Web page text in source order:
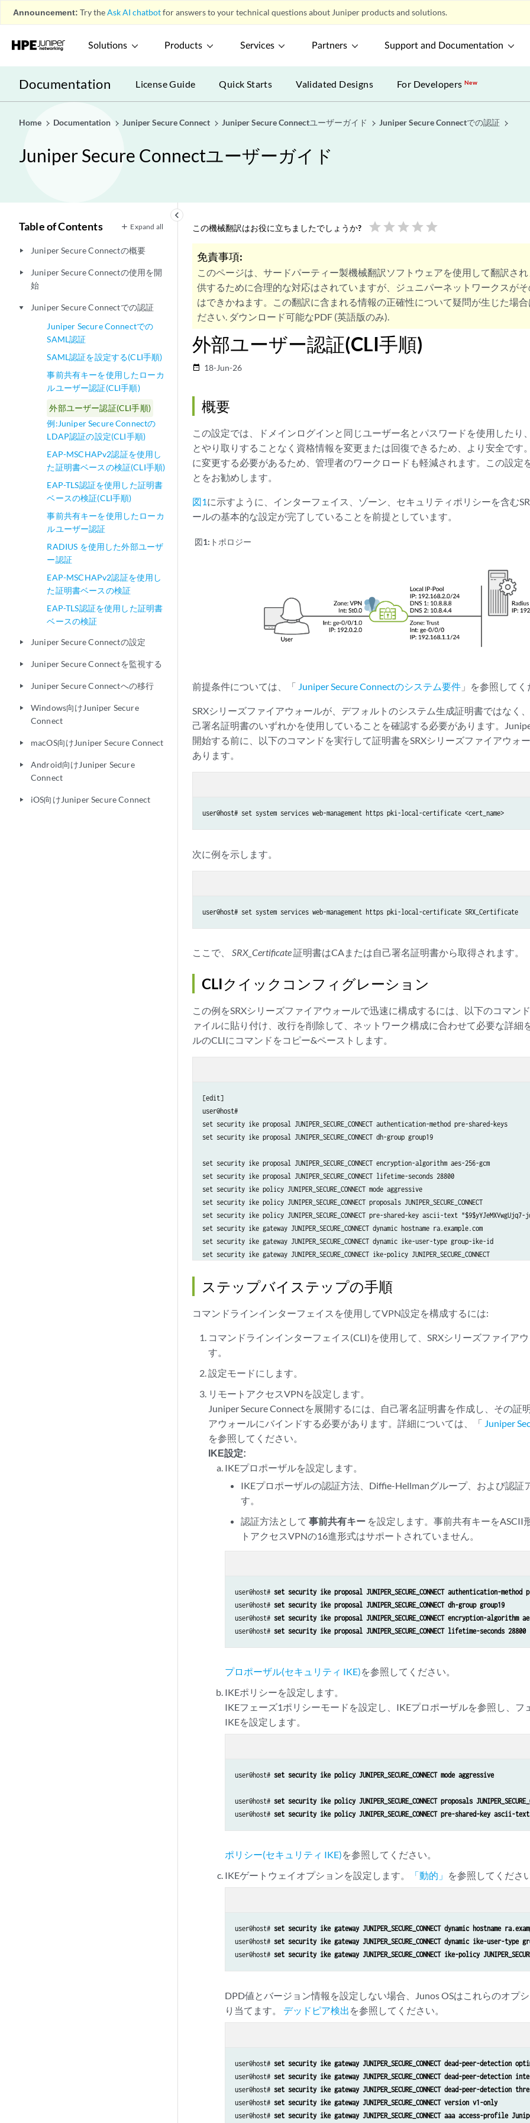
Announcement: Try theAsk AI chatbotfor answers to your technical questions about Juniper products and solutions.
Solutions Products Services Partners Support and Documentation
Documentation License Guide Quick Starts Validated Designs For DevelopersNew
Home Documentation Juniper Secure Connect Juniper Secure Connectユーザーガイド Juniper Secure Connectでの認証
Juniper Secure Connectユーザーガイド
keyboard_arrow_left
Table of Contents Expand all
play_arrow Juniper Secure Connectの概要
play_arrow
Juniper Secure Connectの使用を開
始
play_arrow
Juniper Secure Connectでの認証
Juniper Secure Connectでの
SAML認証
SAML認証を設定する(CLI手順)
事前共有キーを使用したローカ
ルユーザー認証(CLI手順)
外部ユーザー認証(CLI手順)
例:Juniper Secure Connectの
LDAP認証の設定(CLI手順)
EAP-MSCHAPv2認証を使用し
た証明書ベースの検証(CLI手順)
EAP-TLS認証を使用した証明書
ベースの検証(CLI手順)
事前共有キーを使用したローカ
ルユーザー認証
RADIUS を使用した外部ユーザ
ー認証
EAP-MSCHAPv2認証を使用し
た証明書ベースの検証
EAP-TLS認証を使用した証明書
ベースの検証
play_arrow Juniper Secure Connectの設定
play_arrow Juniper Secure Connectを監視する
play_arrow Juniper Secure Connectへの移行
play_arrow
Windows向けJuniper Secure
Connect
play_arrow macOS向けJuniper Secure Connect
play_arrow
Android向けJuniper Secure
Connect
play_arrow iOS向けJuniper Secure Connect
この機械翻訳はお役に立ちましたでしょうか? star star star star star
免責事項:
このページは、サードパーティー製機械翻訳ソフトウェアを使用して翻訳さ
供するために合理的な対応はされていますが、ジュニパーネットワークスが
はできかねます。この翻訳に含まれる情報の正確性について疑問が生じた場合
ださい. ダウンロード可能なPDF (英語版のみ).
外部ユーザー認証(CLI手順)
date_range 18-Jun-26
概要
この設定では、ドメインログインと同じユーザー名とパスワードを使用したり
とやり取りすることなく資格情報を変更または回復できるため、より安全です
に変更する必要があるため、管理者のワークロードも軽減されます。この設定
とをお勧めします。
図1に示すように、インターフェイス、ゾーン、セキュリティポリシーを含む
ールの基本的な設定が完了していることを前提としています。
図1: トポロジー
前提条件については、「 Juniper Secure Connectのシステム要件 」を参照してく
SRXシリーズファイアウォールが、デフォルトのシステム生成証明書ではなく
己署名証明書のいずれかを使用していることを確認する必要があります。
開始する前に、以下のコマンドを実行して証明書をSRXシリーズファイアウォ
あります。
user@host# set system services web-management https pki-local-certificate <cert_name>
次に例を示します。
user@host# set system services web-management https pki-local-certificate SRX_Certificate
ここで、 SRX_Certificate証明書はCAまたは自己署名証明書から取得されます。
CLIクイックコンフィグレーション
この例をSRXシリーズファイアウォールで迅速に構成するには、以下のコマン
ァイルに貼り付け、改行を削除して、ネットワーク構成に合わせて必要な詳細
ルのCLIにコマンドをコピー&ペーストします。
[edit]
user@host#
set security ike proposal JUNIPER_SECURE_CONNECT authentication-method pre-shared-keys
set security ike proposal JUNIPER_SECURE_CONNECT dh-group group19
set security ike proposal JUNIPER_SECURE_CONNECT encryption-algorithm aes-256-gcm
set security ike proposal JUNIPER_SECURE_CONNECT lifetime-seconds 28800
set security ike policy JUNIPER_SECURE_CONNECT mode aggressive
set security ike policy JUNIPER_SECURE_CONNECT proposals JUNIPER_SECURE_CONNECT
set security ike policy JUNIPER_SECURE_CONNECT pre-shared-key ascii-text "$9$yYJeMXVwgUjq7-
set security ike gateway JUNIPER_SECURE_CONNECT dynamic hostname ra.example.com
set security ike gateway JUNIPER_SECURE_CONNECT dynamic ike-user-type group-ike-id
set security ike gateway JUNIPER_SECURE_CONNECT ike-policy JUNIPER_SECURE_CONNECT
set security ike gateway JUNIPER_SECURE_CONNECT dead-peer-detection interval 10
set security ike gateway JUNIPER_SECURE_CONNECT dead-peer-detection threshold 5
set security ike gateway JUNIPER_SECURE_CONNECT aaa access-profile Juniper_Secure_Connect
set security ike gateway JUNIPER_SECURE_CONNECT tcp-encap-profile SSL-VPN
set security ike gateway JUNIPER_SECURE_CONNECT external-interface ge-0/0/0
set security ike gateway JUNIPER_SECURE_CONNECT local-address 192.0.2.0
set security ipsec proposal JUNIPER_SECURE_CONNECT lifetime-seconds 3600
set security ipsec policy JUNIPER_SECURE_CONNECT perfect-forward-secrecy keys group19
set security ipsec policy JUNIPER_SECURE_CONNECT proposals JUNIPER_SECURE_CONNECT
set security ipsec vpn JUNIPER_SECURE_CONNECT bind-interface st0.0
set security ipsec vpn JUNIPER_SECURE_CONNECT ike gateway JUNIPER_SECURE_CONNECT
set security ipsec vpn JUNIPER_SECURE_CONNECT ike ipsec-policy JUNIPER_SECURE_CONNECT
set security ipsec vpn JUNIPER_SECURE_CONNECT traffic-selector ts-1 local-ip 0.0.0.0/0
set security ipsec vpn JUNIPER_SECURE_CONNECT traffic-selector ts-1 remote-ip 0.0.0.0/0
set security remote-access profile ra.example.com ipsec-vpn JUNIPER_SECURE_CONNECT
set security remote-access profile ra.example.com access-profile Juniper_Secure_Connect
set security remote-access profile ra.example.com client-config JUNIPER_SECURE_CONNECT
set security remote-access client-config JUNIPER_SECURE_CONNECT dead-peer-detection
set access address-assignment pool Juniper_Secure_Connect_Addr-Pool family inet network
set access address-assignment pool Juniper_Secure_Connect_Addr-Pool family inet xauth-
set access profile Juniper_Secure_Connect authentication-order radius
set access profile Juniper_Secure_Connect address-assignment pool
set access profile Juniper_Secure_Connect radius-server 192.168.3.10 port 1812
set access profile Juniper_Secure_Connect radius-server 192.168.3.10 secret "$9$JSUi.QF/
set access firewall-authentication web-authentication default-profile Juniper_Secure_Connect
set services ssl termination profile Juniper_SCC-SSL-Term-Profile server-certificate
set security tcp-encap profile SSL-VPN ssl-profile Juniper_SCC-SSL-Term-Profile
set security policies from-zone trust to-zone VPN policy JUNIPER_SECURE_CONNECT-1 match
set security policies from-zone trust to-zone VPN policy JUNIPER_SECURE_CONNECT-1 then log
set security policies from-zone VPN to-zone trust policy JUNIPER_SECURE_CONNECT-2 then
set security policies from-zone VPN to-zone trust policy JUNIPER_SECURE_CONNECT-2 then log
set interfaces ge-0/0/0 unit 0 family inet address 192.0.2.0/24
set interfaces st0 unit 0 family inet
set security zones security-zone trust host-inbound-traffic system-services all
set security zones security-zone vpn host-inbound-traffic system-services all
set security zones security-zone vpn host-inbound-traffic protocols all
set security zones security-zone VPN interface st0.0
set security zones security-zone vpn interfaces ge-0/0/1.0
ステップバイステップの手順
コマンドラインインターフェイスを使用してVPN設定を構成するには:
コマンドラインインターフェイス(CLI)を使用して、SRXシリーズファイア
す。
設定モードにします。
リモートアクセスVPNを設定します。
Juniper Secure Connectを展開するには、自己署名証明書を作成し、その証
アウォールにバインドする必要があります。詳細については、「 Juniper
を参照してください。
IKE設定:
IKEプロポーザルを設定します。
IKEプロポーザルの認証方法、Diffie-Hellmanグループ、および認証
す。
認証方法として事前共有キー を設定します。事前共有キーをASCII
トアクセスVPNの16進形式はサポートされていません。
user@host# set security ike proposal JUNIPER_SECURE_CONNECT authentication-method
user@host# set security ike proposal JUNIPER_SECURE_CONNECT dh-group group19
user@host# set security ike proposal JUNIPER_SECURE_CONNECT encryption-algorithm
user@host# set security ike proposal JUNIPER_SECURE_CONNECT lifetime-seconds 28800
プロポーザル(セキュリティ IKE)を参照してください。
IKEポリシーを設定します。
IKEフェーズ1ポリシーモードを設定し、IKEプロポーザルを参照し、フ
IKEを設定します。
user@host# set security ike policy JUNIPER_SECURE_CONNECT mode aggressive
user@host# set security ike policy JUNIPER_SECURE_CONNECT proposals
user@host# set security ike policy JUNIPER_SECURE_CONNECT pre-shared-key ascii-text
ポリシー(セキュリティ IKE)を参照してください。
IKEゲートウェイオプションを設定します。
「動的」 を参照してください
user@host# set security ike gateway JUNIPER_SECURE_CONNECT dynamic hostname
user@host# set security ike gateway JUNIPER_SECURE_CONNECT dynamic ike-user-type
user@host# set security ike gateway JUNIPER_SECURE_CONNECT ike-policy
DPD値とバージョン情報を設定しない場合、Junos OSはこれらのオプ
り当てます。 デッドピア検出 を参照してください。
user@host# set security ike gateway JUNIPER_SECURE_CONNECT dead-peer-detection
user@host# set security ike gateway JUNIPER_SECURE_CONNECT dead-peer-detection
user@host# set security ike gateway JUNIPER_SECURE_CONNECT dead-peer-detection
user@host# set security ike gateway JUNIPER_SECURE_CONNECT version v1-only
user@host# set security ike gateway JUNIPER_SECURE_CONNECT aaa access-profile